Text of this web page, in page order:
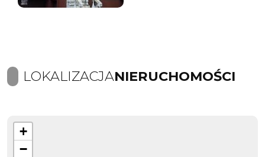
LOKALIZACJANIERUCHOMOŚCI
+
−